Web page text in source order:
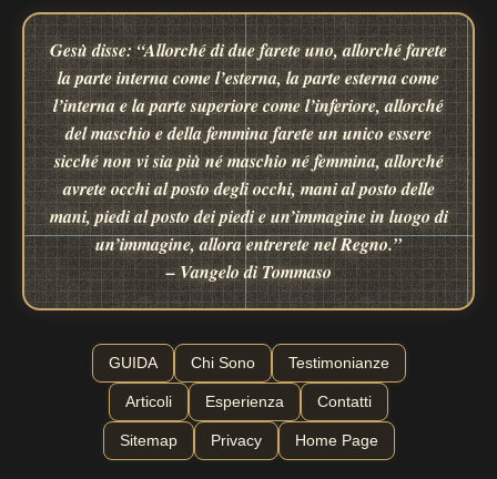
Gesù disse: “Allorché di due farete uno, allorché farete
la parte interna come l’esterna, la parte esterna come
l’interna e la parte superiore come l’inferiore, allorché
del maschio e della femmina farete un unico essere
sicché non vi sia più né maschio né femmina, allorché
avrete occhi al posto degli occhi, mani al posto delle
mani, piedi al posto dei piedi e un’immagine in luogo di
un’immagine, allora entrerete nel Regno.”
– Vangelo di Tommaso
GUIDA Chi Sono Testimonianze
Articoli Esperienza Contatti
Sitemap Privacy Home Page